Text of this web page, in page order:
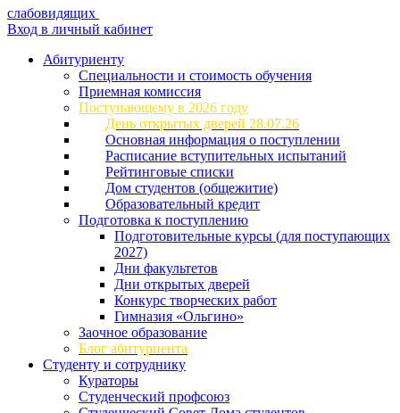
слабовидящих
Вход в личный кабинет
Абитуриенту
Специальности и стоимость обучения
Приемная комиссия
Поступающему в 2026 году
День открытых дверей 28.07.26
Основная информация о поступлении
Расписание вступительных испытаний
Рейтинговые списки
Дом студентов (общежитие)
Образовательный кредит
Подготовка к поступлению
Подготовительные курсы (для поступающих
2027)
Дни факультетов
Дни открытых дверей
Конкурс творческих работ
Гимназия «Ольгино»
Заочное образование
Блог абитуриента
Студенту и сотруднику
Кураторы
Студенческий профсоюз